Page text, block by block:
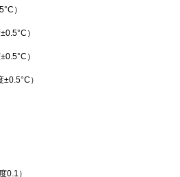
）
）
）
）
0.1）